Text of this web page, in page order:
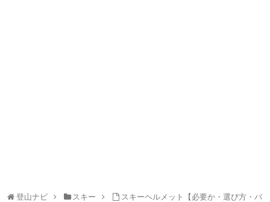
登山ナビ スキー
スキーヘルメット【必要か・選び方・バ